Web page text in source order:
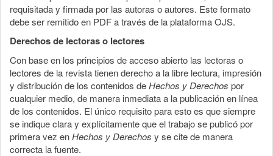
requisitada y firmada por las autoras o autores. Este formato
debe ser remitido en PDF a través de la plataforma OJS.
Derechos de lectoras o lectores
Con base en los principios de acceso abierto las lectoras o
lectores de la revista tienen derecho a la libre lectura, impresión
y distribución de los contenidos deHechos y Derechos por
cualquier medio, de manera inmediata a la publicación en línea
de los contenidos. El único requisito para esto es que siempre
se indique clara y explícitamente que el trabajo se publicó por
primera vez enHechos y Derechos y se cite de manera
correcta la fuente.